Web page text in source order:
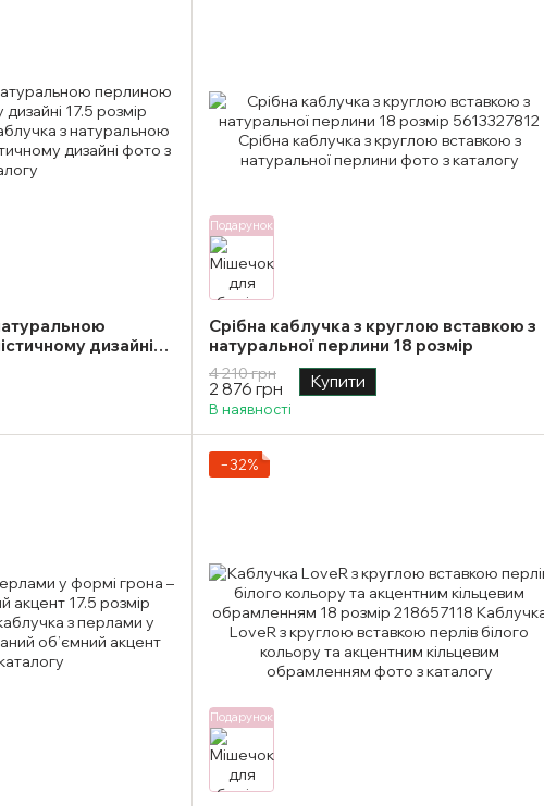
дизайні
Подарунок
Срібна каблучка з круглою вставкою з
натуральної перлини 18 розмір
4 210 грн
2 876 грн Купити
В наявності
Подарунок
−32%